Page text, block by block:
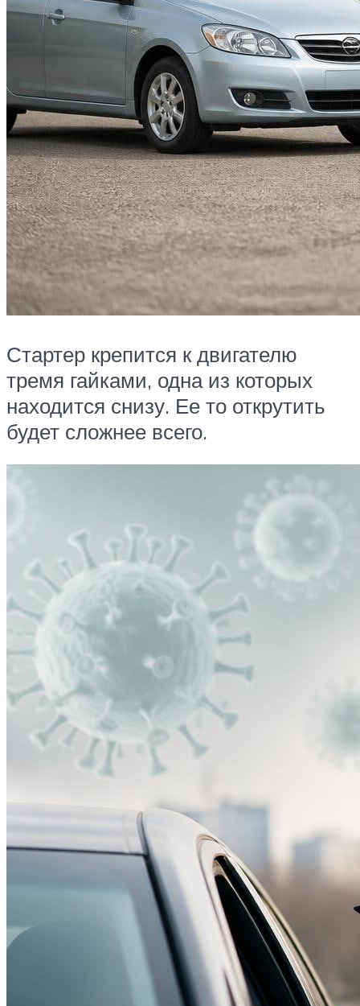
Стартер крепится к двигателю
тремя гайками, одна из которых
находится снизу. Ее то открутить
будет сложнее всего.